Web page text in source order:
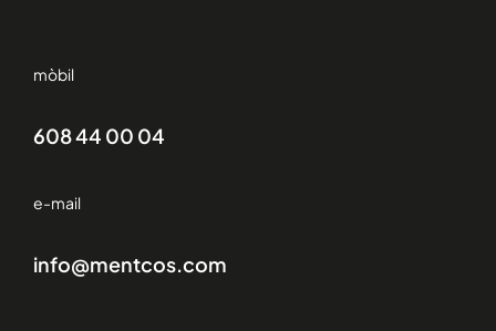
mòbil
608 44 00 04
e-mail
info@mentcos.com